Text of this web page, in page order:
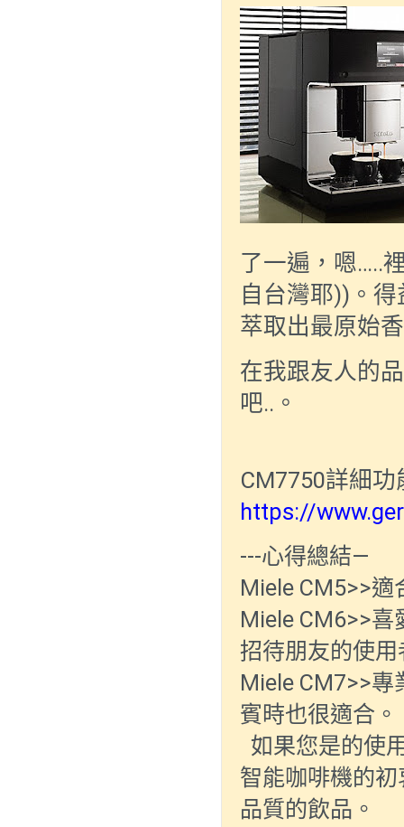
了一遍，嗯…..
自台灣耶)) 。
萃取出最原始
在我跟友人的
吧.. 。
CM7750詳細功
https://
---心得總結—
Miele CM5>>
Miele CM6>>
招待朋友的使用
Miele CM7>>
賓時也很適合。
智能咖啡機的
品質的飲品。